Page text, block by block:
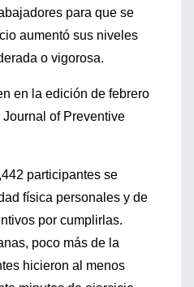
para que se
aumentó sus niveles
o vigorosa.
en la edición de febrero
of Preventive
participantes se
física personales y de
por cumplirlas.
poco más de la
hicieron al menos